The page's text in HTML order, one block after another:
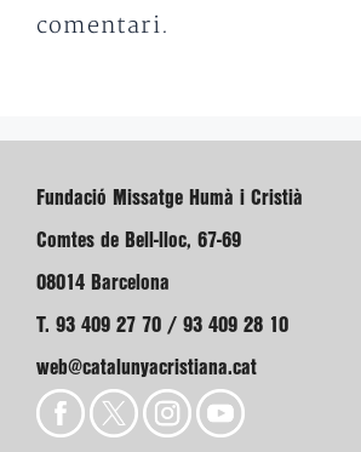
comentari.
Fundació Missatge Humà i Cristià
Comtes de Bell-lloc, 67-69
08014 Barcelona
T. 93 409 27 70 / 93 409 28 10
web@catalunyacristiana.cat